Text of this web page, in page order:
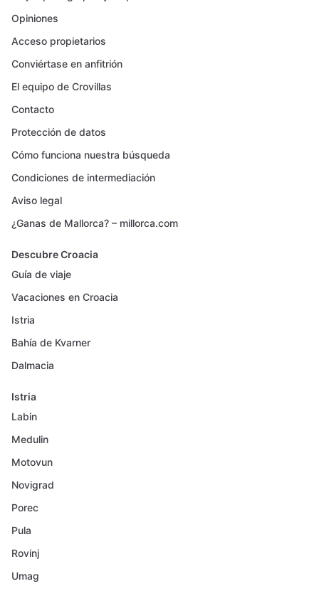
Opiniones
Acceso propietarios
Conviértase en anfitrión
El equipo de Crovillas
Contacto
Protección de datos
Cómo funciona nuestra búsqueda
Condiciones de intermediación
Aviso legal
¿Ganas de Mallorca? – millorca.com
Descubre Croacia
Guía de viaje
Vacaciones en Croacia
Istria
Bahía de Kvarner
Dalmacia
Istria
Labin
Medulin
Motovun
Novigrad
Porec
Pula
Rovinj
Umag